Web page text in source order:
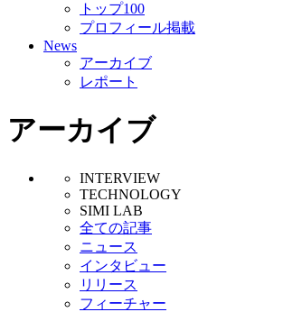
トップ100
プロフィール掲載
News
アーカイブ
レポート
アーカイブ
INTERVIEW
TECHNOLOGY
SIMI LAB
全ての記事
ニュース
インタビュー
リリース
フィーチャー